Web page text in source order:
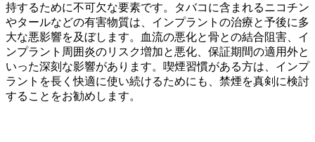
持するために不可欠な要素です。タバコに含まれるニコチン
やタールなどの有害物質は、インプラントの治療と予後に多
大な悪影響を及ぼします。血流の悪化と骨との結合阻害、イ
ンプラント周囲炎のリスク増加と悪化、保証期間の適用外と
いった深刻な影響があります。喫煙習慣がある方は、インプ
ラントを長く快適に使い続けるためにも、禁煙を真剣に検討
することをお勧めします。